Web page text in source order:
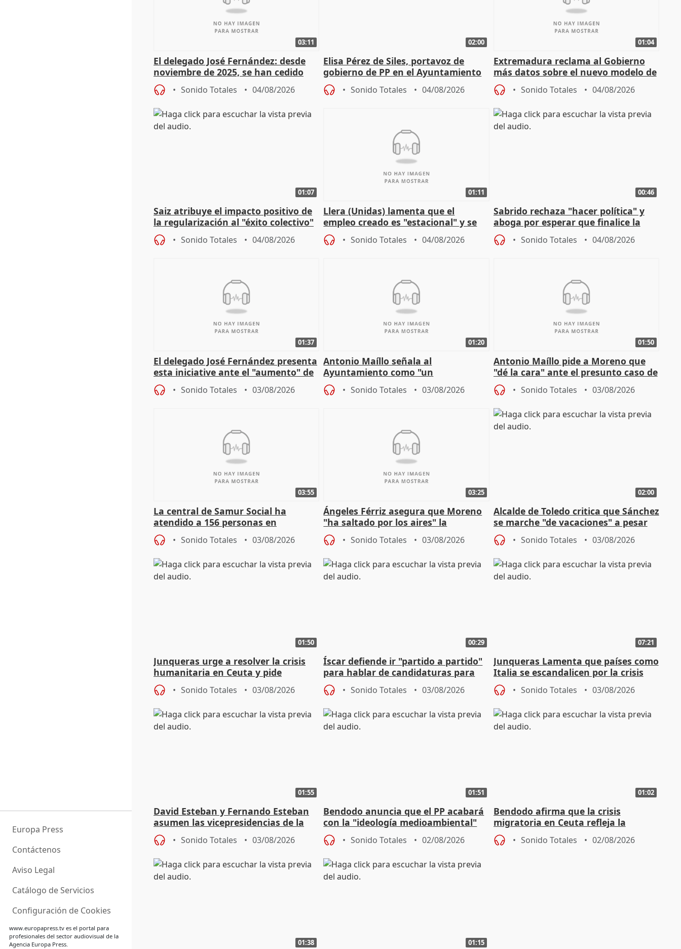
Europa Press
Contáctenos
Aviso Legal
Catálogo de Servicios
Configuración de Cookies
www.europapress.tves el portal para
profesionales del sector audiovisual de la
Agencia Europa Press.
03:11
El delegado José Fernández: desde
noviembre de 2025, se han cedido
9.810 ayudas por nacimiento
Sonido Totales 04/08/2026
02:00
Elisa Pérez de Siles, portavoz de
gobierno de PP en el Ayuntamiento
de Málaga, deja la política
Sonido Totales 04/08/2026
01:04
Extremadura reclama al Gobierno
más datos sobre el nuevo modelo de
financiación
Sonido Totales 04/08/2026
01:07
Saiz atribuye el impacto positivo de
la regularización al "éxito colectivo"
del Gobierno
Sonido Totales 04/08/2026
01:11
Llera (Unidas) lamenta que el
empleo creado es "estacional" y se
"esfumará" al acabar el verano
Sonido Totales 04/08/2026
00:46
Sabrido rechaza "hacer política" y
aboga por esperar que finalice la
investigación del incendio
Sonido Totales 04/08/2026
01:37
El delegado José Fernández presenta
esta iniciative ante el "aumento" de
personas sin hogar en Madri
Sonido Totales 03/08/2026
01:20
Antonio Maíllo señala al
Ayuntamiento como "un
especulador más" sobre viviendas de
Jiménez Becerril
Sonido Totales 03/08/2026
01:50
Antonio Maíllo pide a Moreno que
"dé la cara" ante el presunto caso de
acoso del CEO de ADM
Sonido Totales 03/08/2026
03:55
La central de Samur Social ha
atendido a 156 personas en
situación de calle durante Campaña
de CalorSonido Totales 03/08/2026
03:25
Ángeles Férriz asegura que Moreno
"ha saltado por los aires" la
negociación tras acuerdo con SMA
Sonido Totales 03/08/2026
02:00
Alcalde de Toledo critica que Sánchez
se marche "de vacaciones" a pesar
de la crisis migratoria
Sonido Totales 03/08/2026
01:50
Junqueras urge a resolver la crisis
humanitaria en Ceuta y pide
responsabilidad a la UE
Sonido Totales 03/08/2026
00:29
Íscar defiende ir "partido a partido"
para hablar de candidaturas para
2027
Sonido Totales 03/08/2026
07:21
Junqueras Lamenta que países como
Italia se escandalicen por la crisis
migratoria
Sonido Totales 03/08/2026
01:55
David Esteban y Fernando Esteban
asumen las vicepresidencias de la
Diputación de Valladolid
Sonido Totales 03/08/2026
01:51
Bendodo anuncia que el PP acabará
con la "ideología medioambiental"
para regenerar las playas
Sonido Totales 02/08/2026
01:02
Bendodo afirma que la crisis
migratoria en Ceuta refleja la
"extrema debilidad" del Gobierno
Sonido Totales 02/08/2026
01:38 01:15